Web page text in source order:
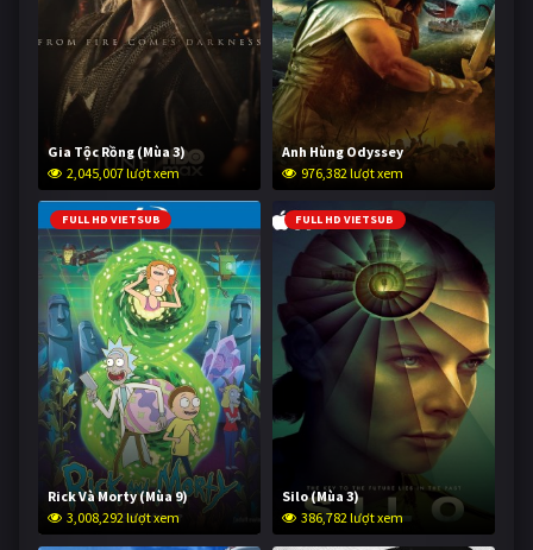
Gia Tộc Rồng (Mùa 3)
2,045,007 lượt xem
Anh Hùng Odyssey
976,382 lượt xem
FULL HD VIETSUB
Rick Và Morty (Mùa 9)
3,008,292 lượt xem
FULL HD VIETSUB
Silo (Mùa 3)
386,782 lượt xem